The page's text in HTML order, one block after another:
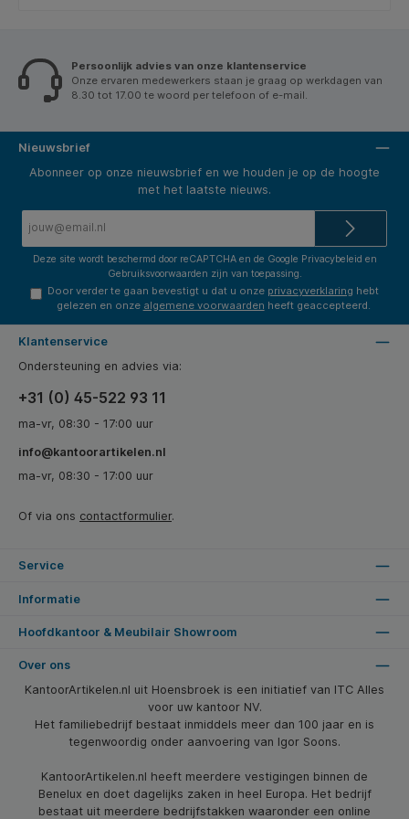
Persoonlijk advies van onze klantenservice
Onze ervaren medewerkers staan je graag op werkdagen van
8.30 tot 17.00 te woord per telefoon of e-mail.
Nieuwsbrief
Abonneer op onze nieuwsbrief en we houden je op de hoogte
met het laatste nieuws.
Deze site wordt beschermd door reCAPTCHA en de Google Privacybeleid en
Gebruiksvoorwaarden zijn van toepassing.
Door verder te gaan bevestigt u dat u onze privacyverklaring hebt
gelezen en onze algemene voorwaarden heeft geaccepteerd.
Klantenservice
Ondersteuning en advies via:
+31 (0) 45-522 93 11
ma-vr, 08:30 - 17:00 uur
info@kantoorartikelen.nl
ma-vr, 08:30 - 17:00 uur
Of via ons contactformulier.
Service
Informatie
Hoofdkantoor & Meubilair Showroom
Over ons
KantoorArtikelen.nl uit Hoensbroek is een initiatief van ITC Alles
voor uw kantoor NV.
Het familiebedrijf bestaat inmiddels meer dan 100 jaar en is
tegenwoordig onder aanvoering van Igor Soons.
KantoorArtikelen.nl heeft meerdere vestigingen binnen de
Benelux en doet dagelijks zaken in heel Europa. Het bedrijf
bestaat uit meerdere bedrijfstakken waaronder een online